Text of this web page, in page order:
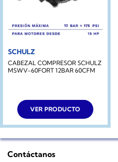
SCHULZ
CABEZAL COMPRESOR SCHULZ
MSWV-60FORT 12BAR 60CFM
VER PRODUCTO
Contáctanos